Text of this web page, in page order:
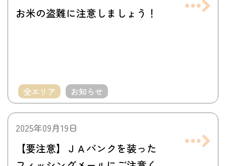
全エリア お知らせ
お米の盗難に注意しましょう！
2025年09月19日
【要注意】ＪＡバンクを装った